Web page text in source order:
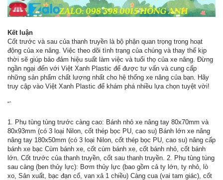
Kết luận
Cốt trước và sau của thanh truyền là bộ phận quan trọng trong hoạt
động của xe nâng. Việc theo dõi tình trạng của chúng và thay thế kịp
thời sẽ giúp bảo đảm hiệu suất làm việc và tuổi thọ của xe nâng. Đừng
ngần ngại đến với Việt Xanh Plastic để được tư vấn và cung cấp
những sản phẩm chất lượng nhất cho hệ thống xe nâng của bạn. Hãy
truy cập vào Việt Xanh Plastic để khám phá nhiều lựa chọn tuyệt vời!
“`
1. Phụ tùng tùng trước càng cao: Bánh nhỏ xe nâng tay 80x70mm và
80x93mm (có 3 loại Nilon, cốt thép bọc PU, cao su) Bánh lớn xe nâng
nâng tay 180x50mm (có 3 loại Nilon, cốt thép bọc PU, cao su) nâng cấp
bánh xe bạc Cùm bánh xe, cốt cùm bánh xe, cốt bánh nhỏ, cốt bánh
lớn. Cốt trước của thanh truyền, cốt sau thanh truyền. 2. Phụ tùng tùng
sau càng (ben thủy lực): Bơm thủy lực (bao gồm cả ty lớn, ty nhỏ, lò
xo, Sản xuất, bạc đạn cổ, van xả 1 chiều) Càng cua (vai tam giác), cốt